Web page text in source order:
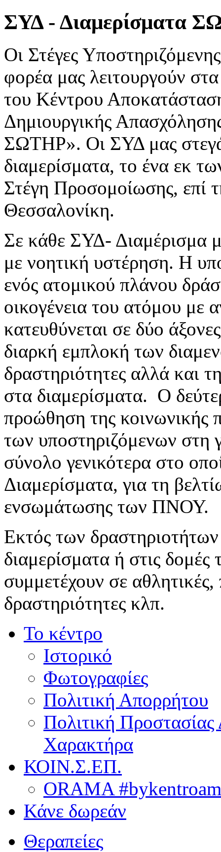
ΣΥΔ - Διαμερίσματα
Οι Στέγες
φορέα μας λειτουργούν
του Κέντρου
Δημιουργικής
ΣΩΤΗΡ». Οι ΣΥΔ μας
διαμερίσματα, το ένα εκ
Στέγη Προσομοίωσης, επί
Θεσσαλονίκη.
Σε κάθε ΣΥΔ- Διαμέρισμα
με νοητική υστέρηση. Η
ενός ατομικού πλάνου
οικογένεια του ατόμου με
κατευθύνεται σε δύο
διαρκή εμπλοκή των
δραστηριότητες αλλά και
στα διαμερίσματα. Ο
προώθηση της κοινωνικής
των υποστηριζόμενων στη
σύνολο γενικότερα στο
Διαμερίσματα, για τη
ενσωμάτωσης των ΠΝΟΥ.
Εκτός των
διαμερίσματα ή στις δομές
συμμετέχουν σε αθλητικές,
δραστηριότητες κλπ.
Το κέντρο
Ιστορικό
Φωτογραφίες
Πολιτική Απορρήτου
Πολιτική
Χαρακτήρα
ΚΟΙΝ.Σ.ΕΠ.
ORAMA
Κάνε δωρεάν
Θεραπείες